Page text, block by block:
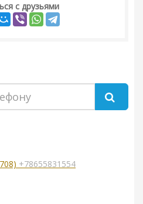
с друзьями
+78655831554